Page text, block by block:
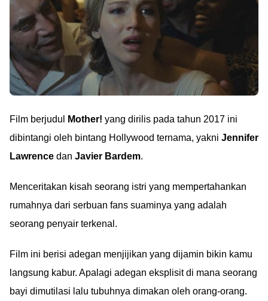
Film berjudul Mother! yang dirilis pada tahun 2017 ini
dibintangi oleh bintang Hollywood ternama, yakni Jennifer
Lawrence dan Javier Bardem.
Menceritakan kisah seorang istri yang mempertahankan
rumahnya dari serbuan fans suaminya yang adalah
seorang penyair terkenal.
Film ini berisi adegan menjijikan yang dijamin bikin kamu
langsung kabur. Apalagi adegan eksplisit di mana seorang
bayi dimutilasi lalu tubuhnya dimakan oleh orang-orang.